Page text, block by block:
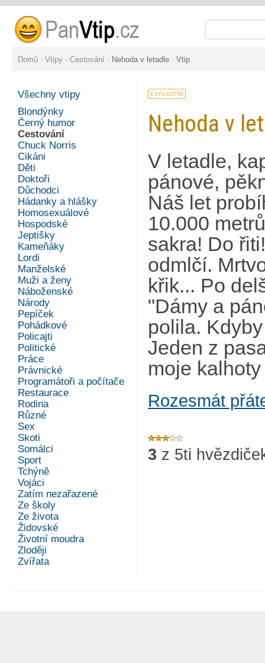
Domů › Vtipy - Cestování › Nehoda v letadle › Vtip
Všechny vtipy
Blondýnky
Černý humor
Cestování
Chuck Norris
Cikáni
Děti
Doktoři
Důchodci
Hádanky a hlášky
Homosexuálové
Hospodské
Jeptišky
Kameňáky
Lordi
Manželské
Muži a ženy
Náboženské
Národy
Pepíček
Pohádkové
Policajti
Politické
Práce
Právnické
Programátoři a počítače
Restaurace
Rodina
Různé
Sex
Skoti
Somálci
Sport
Tchýně
Vojáci
Zatím nezařazené
Ze školy
Ze života
Židovské
Životní moudra
Zloději
Zvířata
EXPLICITNÍ
Nehoda v
V letadle,
pánové,
Náš let
10.000
sakra! Do
odmlčí.
křik... Po
"Dámy a
polila.
Jeden z
moje
Rozesmát
3 z 5ti